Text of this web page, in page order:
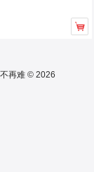

再难 © 2026